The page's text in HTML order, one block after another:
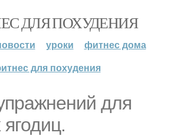
ДЛЯ ПОХУДЕНИЯ
уроки
фитнес дома
для похудения
для